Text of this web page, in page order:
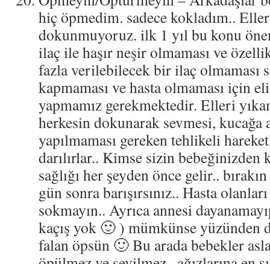
hiç öpmedim. sadece kokladım..
dokunmuyoruz. ilk 1 yıl bu konu
ilaç ile haşır neşir olmaması ve
fazla verilebilecek bir ilaç olmaması
kapmaması ve hasta olmaması için
yapmamız gerekmektedir. Elleri
herkesin dokunarak sevmesi, kucağa
yapılmaması gereken tehlikeli
darılırlar.. Kimse sizin bebeğinizden
sağlığı her şeyden önce gelir..
gün sonra barışırsınız.. Hasta
sokmayın.. Ayrıca annesi
kaçış yok 🙂 ) mümkünse yüzünden
falan öpsün 🙂 Bu arada bebekler